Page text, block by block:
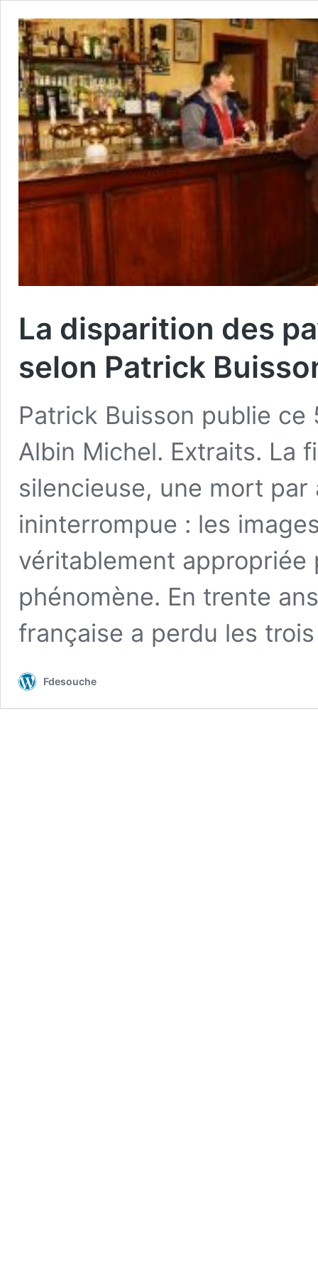
La disparition des
selon Patrick
Patrick Buisson publie ce
Albin Michel. Extraits. La
silencieuse, une mort
ininterrompue : les
véritablement
phénomène. En trente
française a perdu les
Fdesouche